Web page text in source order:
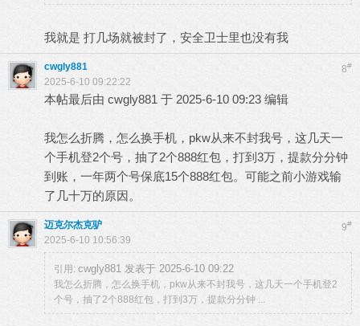
我就是 打几场就被封了，安全卫士里也没有我
8#
cwgly881
2025-6-10 09:22:22
本帖最后由 cwgly881 于 2025-6-10 09:23 编辑
我怎么折腾，怎么换手机，pkw从来不封我号，这几天一
个手机登2个号，抽了2个888红包，打到3万，提款分分钟
到账，一年两个号保底15个888红包。可能之前小游戏输
了几十万的原因。
9#
迈克尔杰克驴
2025-6-10 10:56:39
引用: cwgly881 发表于 2025-6-10 09:22
我怎么折腾，怎么换手机，pkw从来不封我号，这几天一个手机登2
个号，抽了2个888红包，打到3万，提款分分钟 ...